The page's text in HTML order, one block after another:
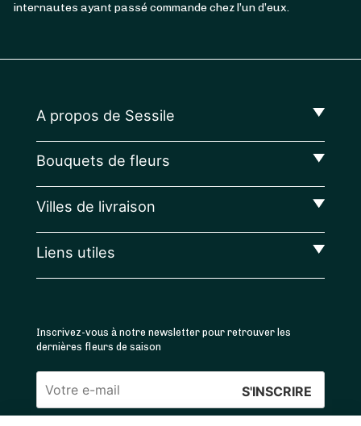
internautes ayant passé commande chez l’un d’eux.
A propos de Sessile
Bouquets de fleurs
Villes de livraison
Liens utiles
Inscrivez-vous à notre newsletter pour retrouver les
dernières fleurs de saison
Veuillez